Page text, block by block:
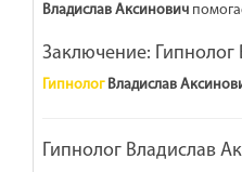
Владислав Аксинович
Заключение:
ГипнологВладислав
Гипнолог Владислав